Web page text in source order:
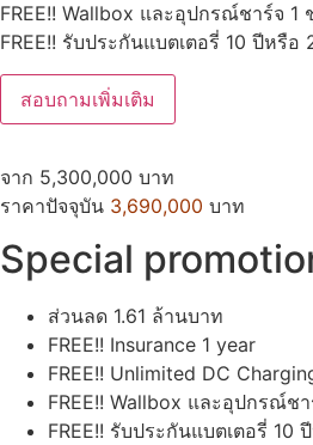
FREE!! Wallbox และอุปกรณ์ชาร์จ 1
FREE!! รับประกันแบตเตอรี่ 10 ปีหรือ
สอบถามเพิ่มเติม
จาก 5,300,000 บาท
ราคาปัจจุบัน 3,690,000 บาท
Special
ส่วนลด 1.61 ล้านบาท
FREE!! Insurance 1 year
FREE!! Unlimited DC
FREE!! Wallbox และอุปกรณ์ช
FREE!! รับประกันแบตเตอรี่ 10